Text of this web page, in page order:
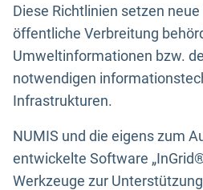
Diese Richtlinien setzen
öffentliche Verbreitung
Umweltinformationen bzw.
notwendigen
Infrastrukturen.
NUMIS und die eigens zum
entwickelte Software
Werkzeuge zur